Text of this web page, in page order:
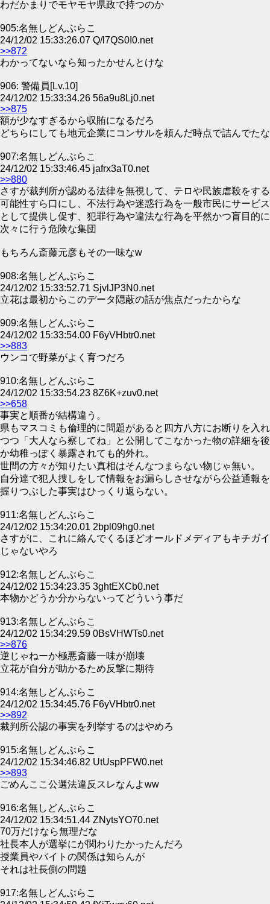
わだかまりでモヤモヤ県政で持つのか
905:名無しどんぶらこ
24/12/02 15:33:26.07 Q/l7QS0I0.net
>>872
わかってないなら知ったかせんとけな
906: 警備員[Lv.10]
24/12/02 15:33:34.26 56a9u8Lj0.net
>>875
額が少なすぎるから収賄になるだろ
どちらにしても地元企業にコンサルを頼んだ時点で詰んでたな
907:名無しどんぶらこ
24/12/02 15:33:46.45 jafrx3aT0.net
>>880
さすが裁判所が認める法律を無視して、テロや民族虐殺をする
可能性すら口にし、不法行為や迷惑行為を一般市民にサービス
として提供し促す、犯罪行為や違法な行為を平然かつ盲目的に
次々に行う危険な集団
もちろん斎藤元彦もその一味なw
908:名無しどんぶらこ
24/12/02 15:33:52.71 SjvlJP3N0.net
立花は最初からこのデータ隠蔽の話が焦点だったからな
909:名無しどんぶらこ
24/12/02 15:33:54.00 F6yVHbtr0.net
>>883
ウンコで野菜がよく育つだろ
910:名無しどんぶらこ
24/12/02 15:33:54.23 8Z6K+zuv0.net
>>658
事実と順番が結構違う。
県もマスコミも倫理的に問題があると四方八方にお断りを入れ
つつ「大人なら察してね」と公開してこなかった物の詳細を後
か幼稚っぽく暴露されても的外れ。
世間の方々が知りたい真相はそんなつまらない物じゃ無い。
自分達で犯人捜しをして情報をお漏らしさせながら公益通報を
握りつぶした事実はひっくり返らない。
911:名無しどんぶらこ
24/12/02 15:34:20.01 2bpl09hg0.net
さすがに、これに絡んでくるほどオールドメディアもキチガイ
じゃないやろ
912:名無しどんぶらこ
24/12/02 15:34:23.35 3ghtEXCb0.net
本物かどうか分からないってどういう事だ
913:名無しどんぶらこ
24/12/02 15:34:29.59 0BsVHWTs0.net
>>876
逆じゃねーか極悪斎藤一味が崩壊
立花が自分が助かるため反撃に期待
914:名無しどんぶらこ
24/12/02 15:34:45.76 F6yVHbtr0.net
>>892
裁判所公認の事実を列挙するのはやめろ
915:名無しどんぶらこ
24/12/02 15:34:46.82 UtUspPFW0.net
>>893
ごめんここ公選法違反スレなんよww
916:名無しどんぶらこ
24/12/02 15:34:51.44 ZNytsYO70.net
70万だけなら無理だな
社長本人が選挙にが関わりたかったんだろ
授業員やバイトの関係は知らんが
それは社長側の問題
917:名無しどんぶらこ